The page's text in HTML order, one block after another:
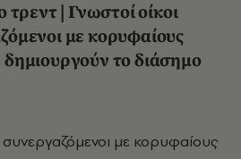
| Γνωστοί οίκοι
με κορυφαίους
το διάσημο